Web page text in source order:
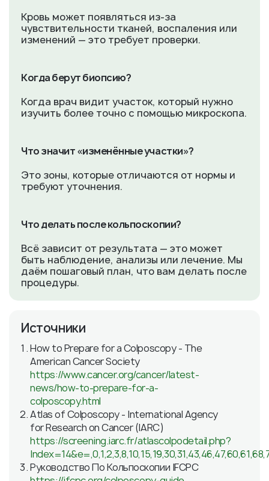
Кровь может появляться из-за
чувствительности тканей, воспаления или
изменений — это требует проверки.
Когда берут биопсию?
Когда врач видит участок, который нужно
изучить более точно с помощью микроскопа.
Что значит «изменённые участки»?
Это зоны, которые отличаются от нормы и
требуют уточнения.
Что делать после кольпоскопии?
Всё зависит от результата — это может
быть наблюдение, анализы или лечение. Мы
даём пошаговый план, что вам делать после
процедуры.
Источники
How to Prepare for a Colposcopy - The
American Cancer Society
https://www.cancer.org/cancer/latest-
news/how-to-prepare-for-a-
colposcopy.html
Atlas of Colposcopy - International Agency
for Research on Cancer (IARC)
https://screening.iarc.fr/atlascolpodetail.php?
Руководство По Кольпоскопии IFCPC